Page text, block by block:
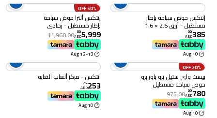
إنتكس حوض سباحة بإطار
مستطيل - أزرق 2.6 × 1.6
× 0.65 متر 28271NP
385
.
00
AED
10 Aug
50% OFF
إنتكس ألترا حوض سباحة
بإطار مستطيل - رمادي
داكن 975 × 488 × 132
سم
5,999
.
00
AED
11,968.00
12-13 Aug
20% OFF
بيست واي ستيل برو باور برو
حوض سباحة مستطيل
81 سم
780
.
00
AED
975.00
10 Aug
انتكس - مركز ألعاب الغابة
253
.
75
AED
10 Aug